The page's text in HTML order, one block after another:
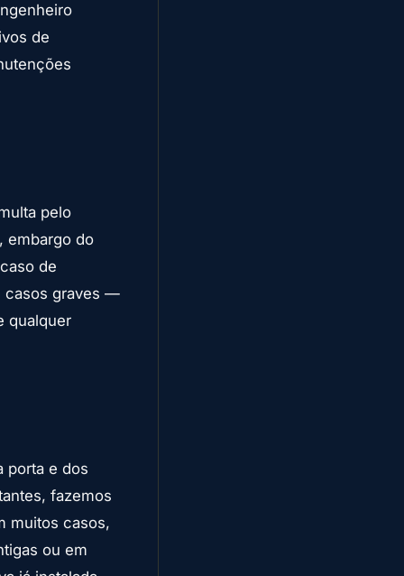
de
pelo
embargo do
de
casos graves —
qualquer
porta e dos
fazemos
muitos casos,
ou em